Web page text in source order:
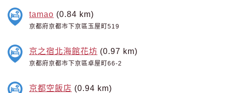
tamao (0.84 km)
京都府京都市下京區玉屋町519
京之宿北海館花坊 (0.97 km)
京都府京都市下京區卓屋町66-2
京都空飯店 (0.94 km)